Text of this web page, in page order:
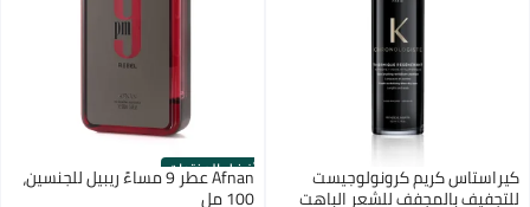
كيراستاس كريم كرونولوجيست
للتجفيف بالمجفف للشعر الباهت
أفضل المنتجات Afnan عطر 9 مساءً ريبيل للجنسين،
100 مل